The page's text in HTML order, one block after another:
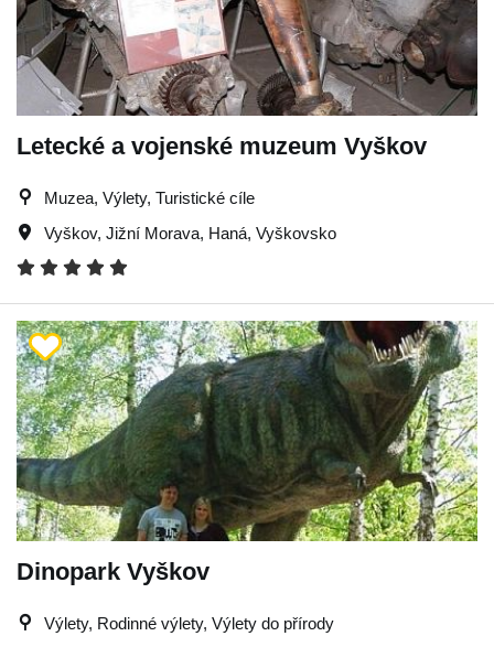
Letecké a vojenské muzeum Vyškov
Muzea, Výlety, Turistické cíle
Vyškov, Jižní Morava, Haná, Vyškovsko
Dinopark Vyškov
Výlety, Rodinné výlety, Výlety do přírody